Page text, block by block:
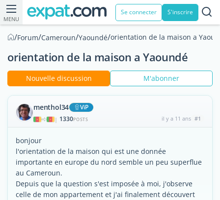
MENU
Se connecter S'inscrire
/Forum/Cameroun/Yaoundé/orientation de la maison a
orientation de la maison a Yaoundé
Nouvelle discussion M'abonner
menthol34 ViP
| 1330POSTS il y a 11 ans #1
bonjour
l'orientation de la maison qui est une donnée
importante en europe du nord semble un peu superflue
au Cameroun.
Depuis que la question s'est imposée à moi, j'observe
celle de mon appartement et j'ai finalement découvert